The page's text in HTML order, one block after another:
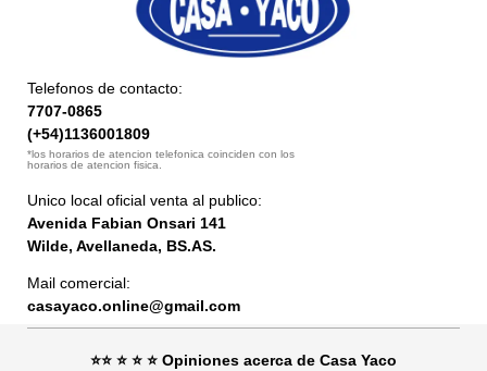
Telefonos de contacto:
7707-0865
(+54)1136001809
*los horarios de atencion telefonica coinciden con los
horarios de atencion fisica.
Unico local oficial venta al publico:
Avenida Fabian Onsari 141
Wilde, Avellaneda, BS.AS.
Mail comercial:
casayaco.online@gmail.com
⭐⭐ ⭐ ⭐ ⭐ Opiniones acerca de Casa Yaco